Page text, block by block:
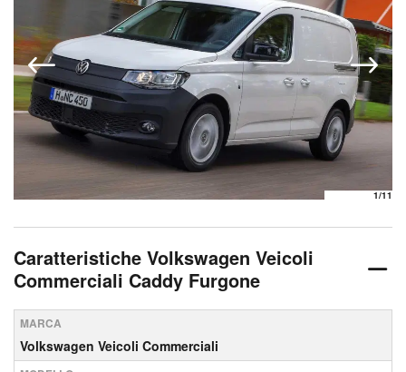
1/11
Caratteristiche Volkswagen Veicoli
Commerciali Caddy Furgone
MARCA
Volkswagen Veicoli Commerciali